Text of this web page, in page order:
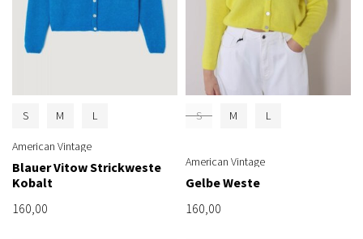
S M L
American Vintage
Blauer Vitow Strickweste
Kobalt
160,00
S M L
American Vintage
Gelbe Weste
160,00